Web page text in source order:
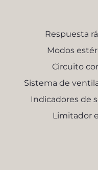
Respuesta
Modos
Circuito
Sistema de
Indicadores de
Limitador